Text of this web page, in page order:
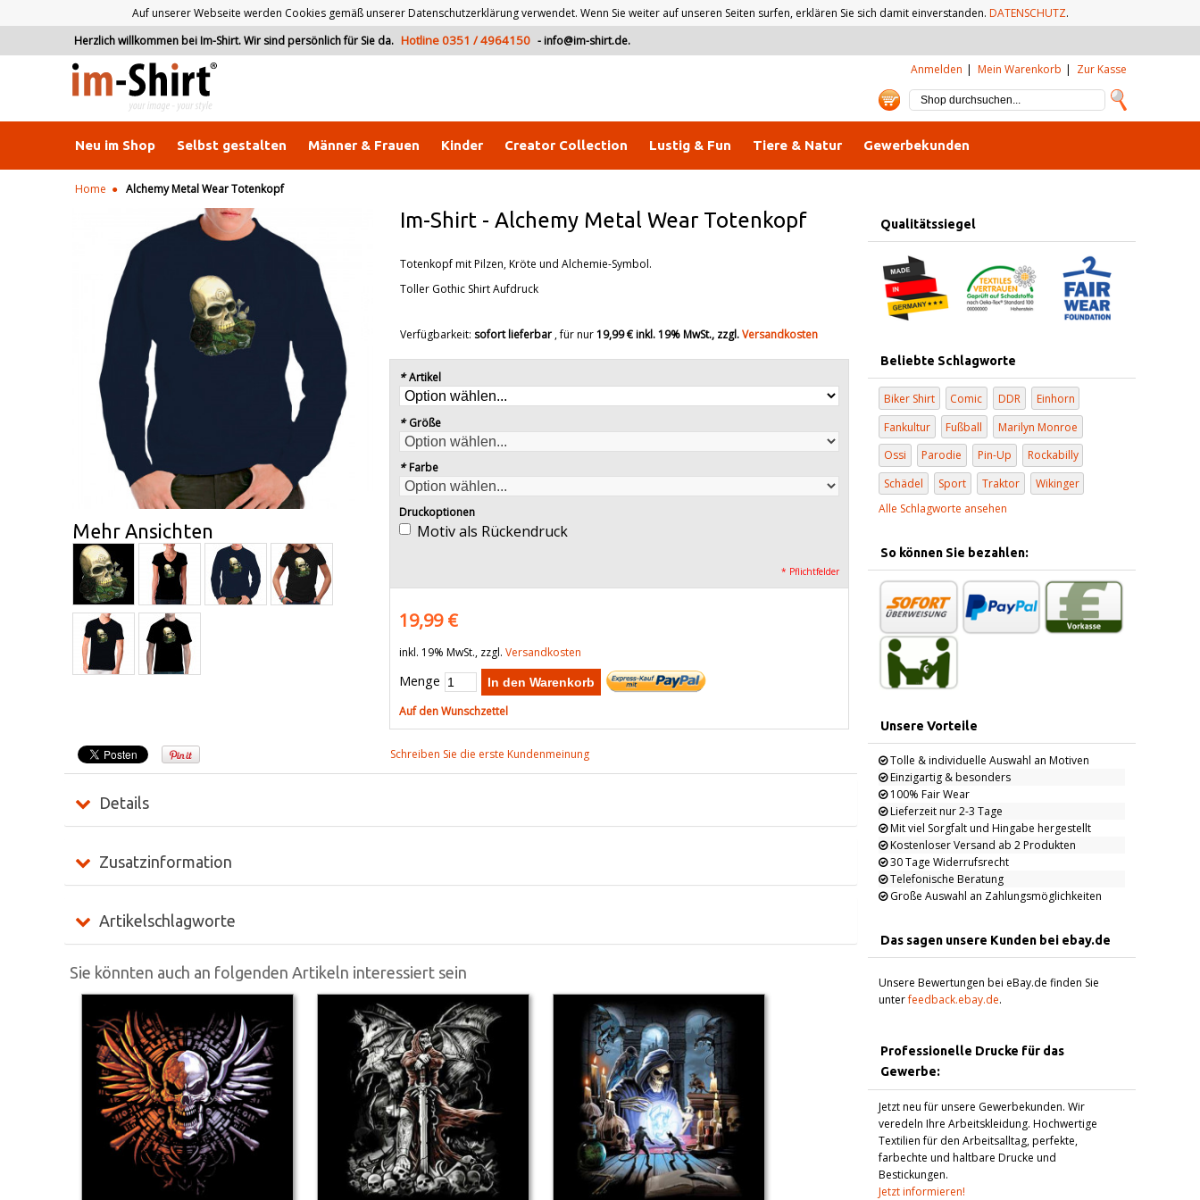
Auf unserer Webseite werden Cookies gemäß unserer Datenschutzerklärung verwendet. Wenn Sie weiter auf unseren Seiten surfen, erklären Sie sich damit einverstanden. DATENSCHUTZ.
Herzlich willkommen bei Im-Shirt. Wir sind persönlich für Sie da. Hotline 0351 / 4964150 - info@im-shirt.de.
Anmelden
Mein Warenkorb Zur Kasse
Neu im Shop Selbst gestalten Männer & Frauen Kinder Creator Collection Lustig & Fun Tiere & Natur Gewerbekunden
Home Alchemy Metal Wear Totenkopf
Im-Shirt -Alchemy Metal Wear Totenkopf
Mehr Ansichten
Totenkopf mit Pilzen, Kröte und Alchemie-Symbol.
Toller Gothic Shirt Aufdruck
Verfügbarkeit:sofort lieferbar , für nur19,99 €inkl. 19% MwSt., zzgl.Versandkosten
* Artikel
* Größe
* Farbe
Druckoptionen
Motiv als Rückendruck
* Pflichtfelder
19,99 €
inkl. 19% MwSt., zzgl.Versandkosten
Menge In den Warenkorb
Auf den Wunschzettel
Schreiben Sie die erste Kundenmeinung
Details
Zusatzinformation
Artikelschlagworte
Sie könnten auch an folgenden Artikeln interessiert sein
Qualitätssiegel
Beliebte Schlagworte
Biker Shirt Comic DDR
Einhorn
Fankultur
Fußball
Marilyn Monroe
Ossi
Parodie Pin-Up
Rockabilly
Schädel
Sport Traktor
Wikinger
Alle Schlagworte ansehen
So können Sie bezahlen:
Unsere Vorteile
Tolle & individuelle Auswahl an Motiven
Einzigartig & besonders
100% Fair Wear
Lieferzeit nur 2-3 Tage
Mit viel Sorgfalt und Hingabe hergestellt
Kostenloser Versand ab 2 Produkten
30 Tage Widerrufsrecht
Telefonische Beratung
Große Auswahl an Zahlungsmöglichkeiten
Das sagen unsere Kunden bei ebay.de
Unsere Bewertungen bei eBay.de finden Sie
unterfeedback.ebay.de.
Professionelle Drucke für das
Gewerbe:
Jetzt neu für unsere Gewerbekunden. Wir
veredeln Ihre Arbeitskleidung. Hochwertige
Textilien für den Arbeitsalltag, perfekte,
farbechte und haltbare Drucke und
Bestickungen.
Jetzt informieren!